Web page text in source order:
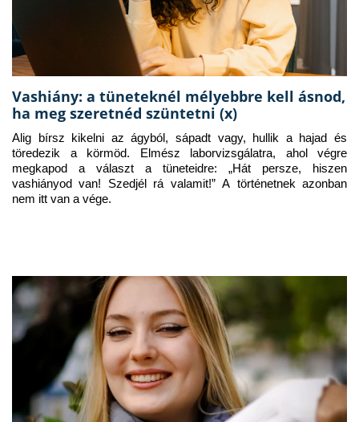
Vashiány: a tüneteknél mélyebbre kell ásnod,
ha meg szeretnéd szüntetni (x)
Alig bírsz kikelni az ágyból, sápadt vagy, hullik a hajad és
töredezik a körmöd. Elmész laborvizsgálatra, ahol végre
megkapod a választ a tüneteidre: „Hát persze, hiszen
vashiányod van! Szedjél rá valamit!” A történetnek azonban
nem itt van a vége.